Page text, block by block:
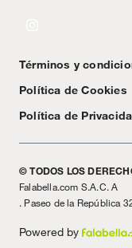
Textos Legales
Términos y
Política de Cookies
Política de
© TODOS LOS
Falabella.com S.A.C. A
. Paseo de la República
Powered by